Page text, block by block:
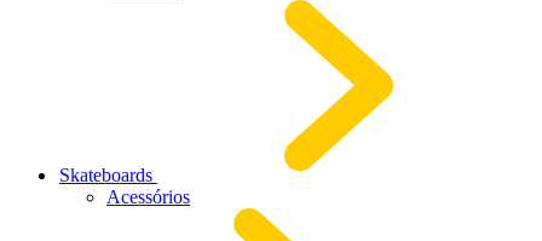
Skateboards
Acessórios